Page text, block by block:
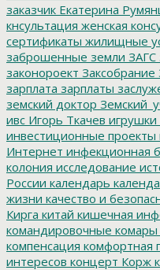
заказчик Екатерина
кнсультация женская
сертификаты жилищные
заброшенные земли ЗАГС
законороект Заксобрание
зарплата зарплаты
земский доктор
ивс Игорь Ткачев игрушки
инвестиционные проекты
Интернет инфекционная
колония исследование
России календарь
жизни качество и
Кирга китай кишечная
командировочные комары
компенсация комфортная
интересов концерт Корж